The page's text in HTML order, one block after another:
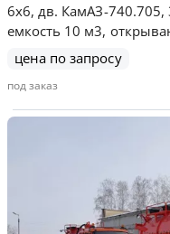
6х6, дв. КамАЗ-
емкость 10 м3,
цена по запросу
под заказ